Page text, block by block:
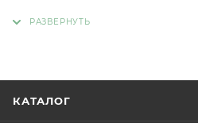
КАТАЛОГ